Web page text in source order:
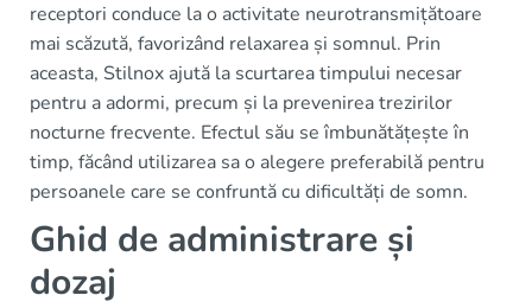
receptori conduce la o activitate neurotransmițătoare
mai scăzută, favorizând relaxarea și somnul. Prin
aceasta, Stilnox ajută la scurtarea timpului necesar
pentru a adormi, precum și la prevenirea trezirilor
nocturne frecvente. Efectul său se îmbunătățește în
timp, făcând utilizarea sa o alegere preferabilă pentru
persoanele care se confruntă cu dificultăți de somn.
Ghid de administrare și
dozaj